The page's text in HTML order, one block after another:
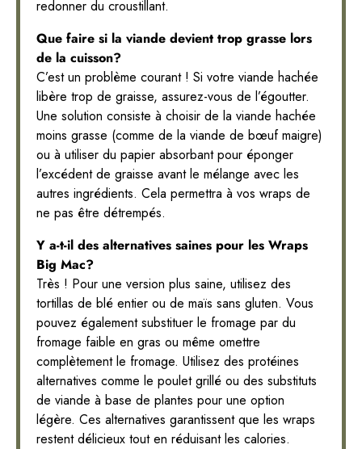
redonner du croustillant.
Que faire si la viande devient trop grasse lors
de la cuisson?
C’est un problème courant ! Si votre viande hachée
libère trop de graisse, assurez-vous de l’égoutter.
Une solution consiste à choisir de la viande hachée
moins grasse (comme de la viande de bœuf maigre)
ou à utiliser du papier absorbant pour éponger
l’excédent de graisse avant le mélange avec les
autres ingrédients. Cela permettra à vos wraps de
ne pas être détrempés.
Y a-t-il des alternatives saines pour les Wraps
Big Mac?
Très ! Pour une version plus saine, utilisez des
tortillas de blé entier ou de maïs sans gluten. Vous
pouvez également substituer le fromage par du
fromage faible en gras ou même omettre
complètement le fromage. Utilisez des protéines
alternatives comme le poulet grillé ou des substituts
de viande à base de plantes pour une option
légère. Ces alternatives garantissent que les wraps
restent délicieux tout en réduisant les calories.